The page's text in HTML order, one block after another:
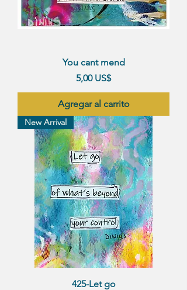
You cant mend
Precio
5,00 US$
Agregar al carrito
New Arrival
425-Let go